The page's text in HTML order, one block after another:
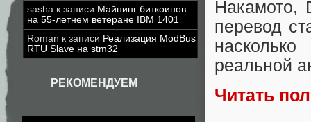
sasha к записи Майнинг биткоинов
на 55-летнем ветеране IBM 1401
Roman к записи Реализация ModBus
RTU Slave на stm32
РЕКОМЕНДУЕМ
Накамото,
перевод
реальной
Читать